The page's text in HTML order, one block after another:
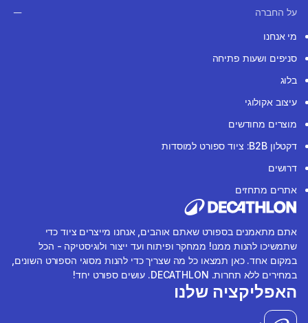
על החברה
מי אנחנו
סניפים ושעות פתיחה
בלוג
עיצוב אקולוגי
מוצרים מחודשים
דקטלון B2B: ציוד ספורט למוסדות
דרושים
אתרים מתחזים
אתם מתאמנים בספורט שאתם אוהבים, אנחנו מייצרים ציוד כדי
שתמשיכו להנות ממנו! ממחקר ופיתוח ועד ייצור ולוגיסטיקה - הכל
במקום אחד. כאן תמצאו כל מה שצריך כדי להנות מסוגי הספורט השונים,
במחירים ללא תחרות. DECATHLON. עושים ספורט יחד!
האפליקציה שלנו